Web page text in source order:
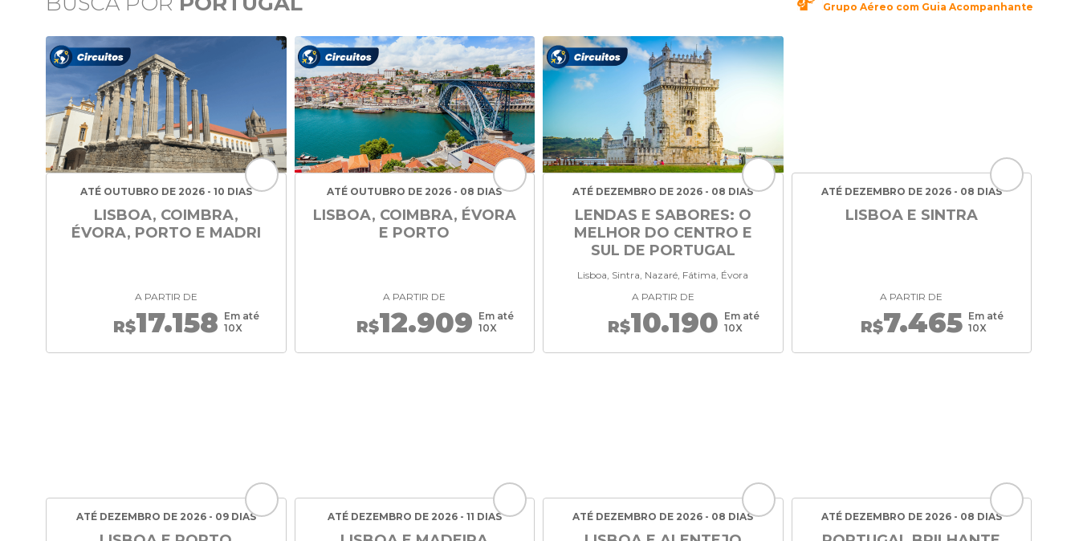
Grupo Aéreo com Guia Acompanhante
ATÉ OUTUBRO DE 2026 - 10 DIAS
LISBOA, COIMBRA,
ÉVORA, PORTO E MADRI
A PARTIR DE
R$17.158 Em até
10X
ATÉ OUTUBRO DE 2026 - 08 DIAS
LISBOA, COIMBRA, ÉVORA
E PORTO
A PARTIR DE
R$12.909 Em até
10X
ATÉ DEZEMBRO DE 2026 - 08 DIAS
LENDAS E SABORES: O
MELHOR DO CENTRO E
SUL DE PORTUGAL
Lisboa, Sintra, Nazaré, Fátima, Évora
A PARTIR DE
R$10.190 Em até
10X
ATÉ DEZEMBRO DE 2026 - 08 DIAS
LISBOA E SINTRA
A PARTIR DE
R$7.465 Em até
10X
ATÉ DEZEMBRO DE 2026 - 09 DIAS ATÉ DEZEMBRO DE 2026 - 11 DIAS ATÉ DEZEMBRO DE 2026 - 08 DIAS ATÉ DEZEMBRO DE 2026 - 08 DIAS